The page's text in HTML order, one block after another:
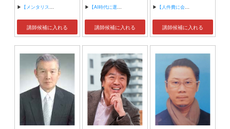
▶ 【メンタリスト⽇本チャンピオンが教える!!! ビジネスで役⽴つ『⼈の⼼のつかみ⽅』】
講師候補に入れる
▶ 【AI時代に選ばれる会社のつくり方 ～小さな会社でも実践できるAI経営～】
講師候補に入れる
▶ 【人件費に会社を潰されない！ ～経営を守る賃金・人事制度の新常識～】
講師候補に入れる